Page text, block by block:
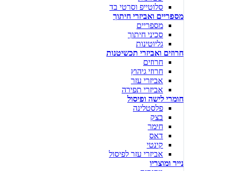
סלוטייפ וסרטי בד
מספריים ואביזרי חיתוך
מספריים
סכיני חיתוך
גליוטינות
חרוזים ואביזרי תכשיטנות
חרוזים
חרוזי גיהוץ
אביזרי עזר
אביזרי תפירה
חומרי לישה ופיסול
פלסטלינה
בצק
חימר
דאס
קינטי
אביזרי עזר לפיסול
נייר ומוצריו